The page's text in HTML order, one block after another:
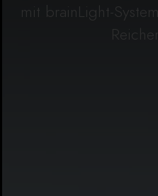
mit brainLight-